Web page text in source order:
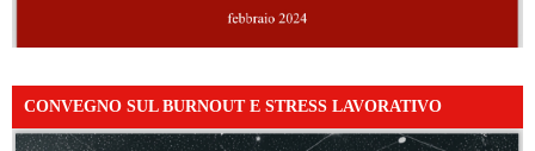
CONVEGNO SUL BURNOUT E STRESS LAVORATIVO